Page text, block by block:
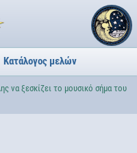
Κατάλογος μελών
να ξεσκίζει το μουσικό σήμα του